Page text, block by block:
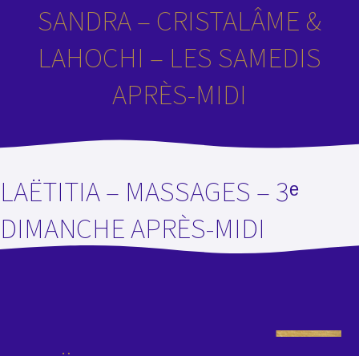
SANDRA – CRISTALÂME &
LAHOCHI – LES SAMEDIS
APRÈS-MIDI
LAËTITIA – MASSAGES – 3ᵉ
DIMANCHE APRÈS-MIDI